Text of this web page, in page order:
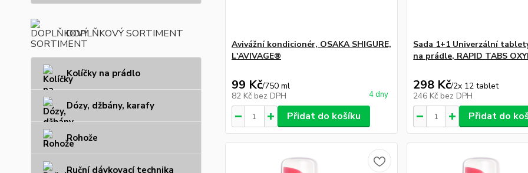
DOPLŇKOVÝ SORTIMENT
Kolíčky na prádlo
Dózy, džbány, karafy
Rohože
Ruční dávkovací technika
Avivážní kondicionér, OSAKA SHIGURE,
L'AVIVAGE®
99 Kč/750 ml
82 Kč bez DPH 4 dny
Přidat do košíku
Sada 1+1 Univerzální
na prádle, RAPID TABS
298 Kč/2x 12 tablet
246 Kč bez DPH
Přidat do